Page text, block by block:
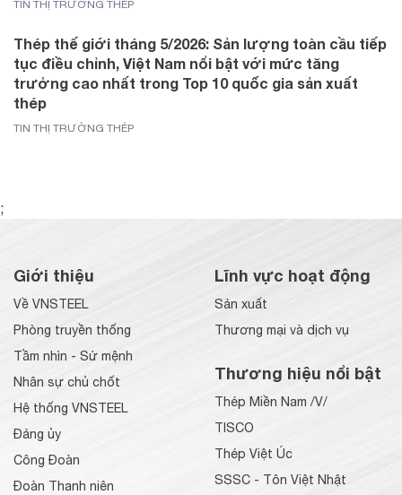
TIN THỊ TRƯỜNG THÉP
Thép thế giới tháng 5/2026: Sản lượng toàn cầu tiếp
tục điều chỉnh, Việt Nam nổi bật với mức tăng
trưởng cao nhất trong Top 10 quốc gia sản xuất
thép
TIN THỊ TRƯỜNG THÉP
;
Giới thiệu
Về VNSTEEL
Phòng truyền thống
Tầm nhìn - Sứ mệnh
Nhân sự chủ chốt
Hệ thống VNSTEEL
Đảng ủy
Công Đoàn
Đoàn Thanh niên
Lĩnh vực hoạt động
Sản xuất
Thương mại và dịch vụ
Thương hiệu nổi bật
Thép Miền Nam /V/
TISCO
Thép Việt Úc
SSSC - Tôn Việt Nhật